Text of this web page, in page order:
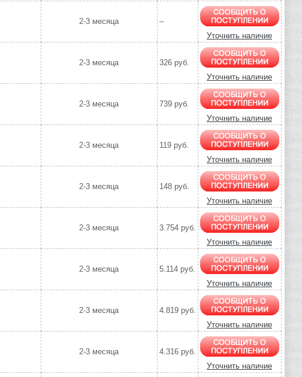
2-3 месяца
–
Уточнить наличие
2-3 месяца
326 руб.
Уточнить наличие
2-3 месяца
739 руб.
Уточнить наличие
2-3 месяца
119 руб.
Уточнить наличие
2-3 месяца
148 руб.
Уточнить наличие
2-3 месяца
3.754 руб.
Уточнить наличие
2-3 месяца
5.114 руб.
Уточнить наличие
2-3 месяца
4.819 руб.
Уточнить наличие
2-3 месяца
4.316 руб.
Уточнить наличие